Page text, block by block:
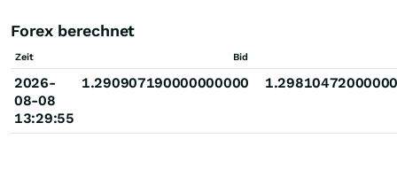
Forex berechnet
Zeit Bid
2026-
08-08
13:29:55
1.290907190000000000